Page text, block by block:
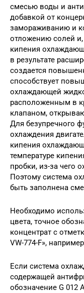
смесью воды и
добавкой от
замораживанию и
отложению солей и,
кипения
в результате
создается
способствует
охлаждающей
расположенным в
клапаном,
Для безупречного
охлаждения
кипения
температуре
пробки, из-за чего
Поэтому система
быть заполнена
Необходимо
цвета, точное
концентрат с
VW-774-F»,
Если система
содержащей
обозначение G 012